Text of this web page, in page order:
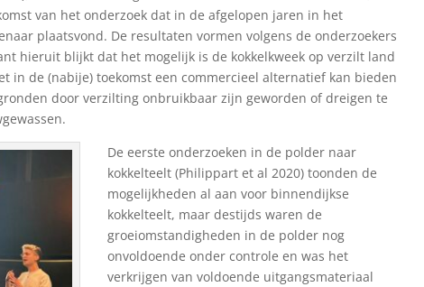
van het onderzoek dat in de afgelopen jaren in het
plaatsvond. De resultaten vormen volgens de onderzoekers
hieruit blijkt dat het mogelijk is de kokkelkweek op verzilt land
in de (nabije) toekomst een commercieel alternatief kan bieden
door verzilting onbruikbaar zijn geworden of dreigen te
De eerste onderzoeken in de polder naar
kokkelteelt (Philippart et al 2020) toonden de
mogelijkheden al aan voor binnendijkse
kokkelteelt, maar destijds waren de
groeiomstandigheden in de polder nog
onvoldoende onder controle en was het
verkrijgen van voldoende uitgangsmateriaal